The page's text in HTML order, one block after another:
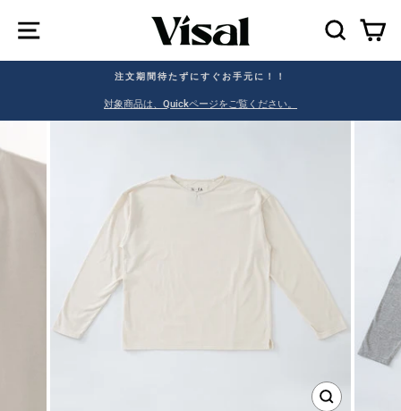
注文期間待たずにすぐお手元に！！
対象商品は、Quickページをご覧ください。